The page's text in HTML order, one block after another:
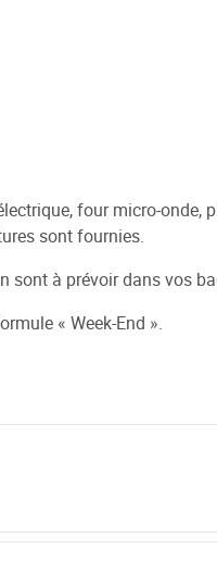
four micro-onde,
sont fournies.
sont à prévoir dans vos
« Week-End ».